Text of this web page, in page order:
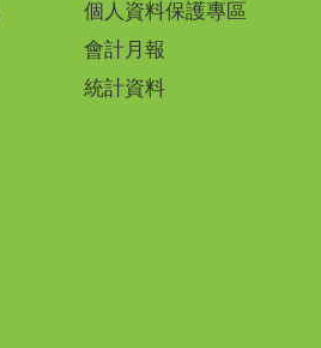
個人資料保護專區
會計月報
統計資料